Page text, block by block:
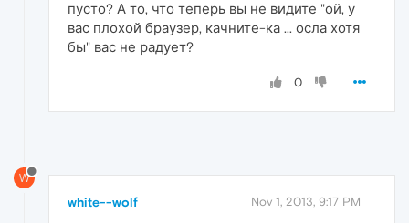
пусто? А то, что теперь вы не видите "ой, у
вас плохой браузер, качните-ка ... осла хотя
бы" вас не радует?
0
W
white--wolf Nov 1, 2013, 9:17 PM